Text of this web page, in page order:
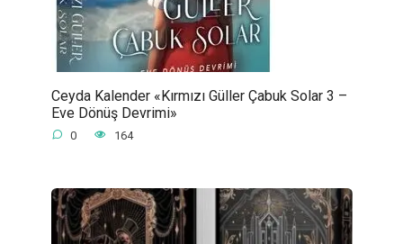
Ceyda Kalender «Kırmızı Güller Çabuk Solar 3 –
Eve Dönüş Devrimi»
0 164